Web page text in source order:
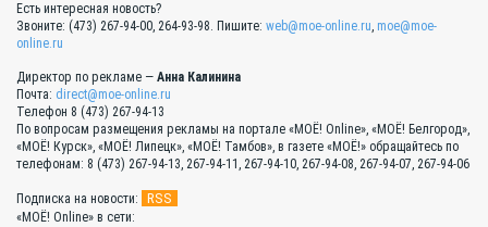
Есть интересная новость?
Звоните: (473) 267-94-00, 264-93-98. Пишите: web@moe-online.ru, moe@moe-
online.ru
Директор по рекламе — Анна Калинина
Почта: direct@moe-online.ru
Телефон 8 (473) 267-94-13
По вопросам размещения рекламы на портале «МОЁ! Online», «МОЁ! Белгород»,
«МОЁ! Курск», «МОЁ! Липецк», «МОЁ! Тамбов», в газете «МОЁ!» обращайтесь по
телефонам: 8 (473) 267-94-13, 267-94-11, 267-94-10, 267-94-08, 267-94-07, 267-94-06
Подписка на новости: RSS
«МОЁ! Online» в сети: